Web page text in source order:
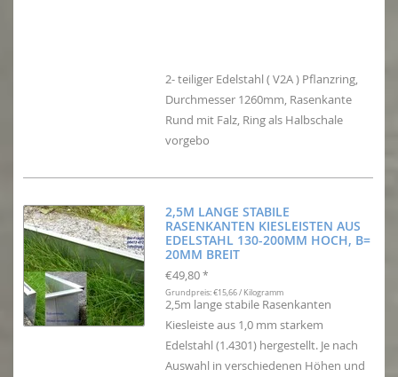
2- teiliger Edelstahl ( V2A ) Pflanzring,
Durchmesser 1260mm, Rasenkante
Rund mit Falz, Ring als Halbschale
vorgebo
2,5M LANGE STABILE
RASENKANTEN KIESLEISTEN AUS
EDELSTAHL 130-200MM HOCH, B=
20MM BREIT
€49,80 *
Grundpreis: €15,66 / Kilogramm
2,5m lange stabile Rasenkanten
Kiesleiste aus 1,0 mm starkem
Edelstahl (1.4301) hergestellt. Je nach
Auswahl in verschiedenen Höhen und